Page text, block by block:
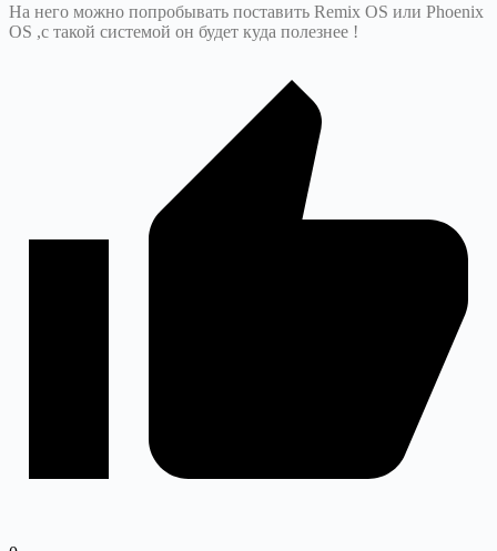
На него можно попробывать поставить Remix OS или Phoenix
OS ,с такой системой он будет куда полезнее !